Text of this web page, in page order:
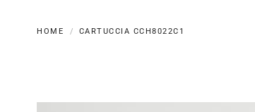
HOME CARTUCCIA CCH8022C1